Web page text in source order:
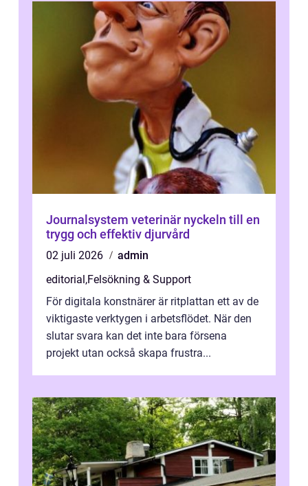
Journalsystem veterinär nyckeln till en
trygg och effektiv djurvård
02 juli 2026
admin
editorial,Felsökning & Support
För digitala konstnärer är ritplattan ett av de
viktigaste verktygen i arbetsflödet. När den
slutar svara kan det inte bara försena
projekt utan också skapa frustra...